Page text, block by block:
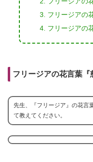
フリージアの
フリージアの
フリージアの花言葉『
先生、『フリージア』の花言
て教えてください。